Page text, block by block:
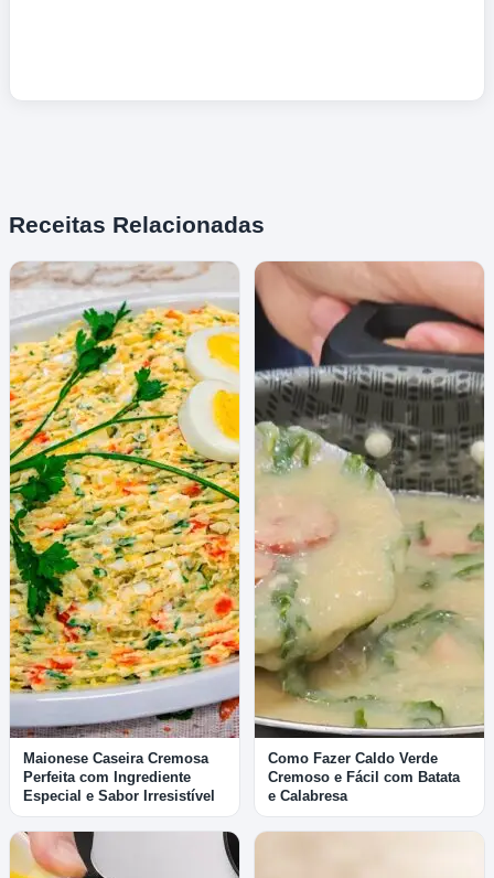
Receitas Relacionadas
Maionese Caseira Cremosa
Perfeita com Ingrediente
Especial e Sabor Irresistível
Como Fazer Caldo Verde
Cremoso e Fácil com Batata
e Calabresa